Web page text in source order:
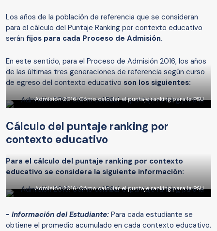
Los años de la población de referencia que se consideran
para el cálculo del Puntaje Ranking por contexto educativo
serán fijos para cada Proceso de Admisión.
En este sentido, para el Proceso de Admisión 2016, los años
de las últimas tres generaciones de referencia según curso
de egreso del contexto educativo son los siguientes:
Admisión 2016: Cómo calcular el puntaje ranking para la PSU
Cálculo del puntaje ranking por
contexto educativo
Para el cálculo del puntaje ranking por contexto
educativo se considera la siguiente información:
Admisión 2016: Cómo calcular el puntaje ranking para la PSU
- Información del Estudiante: Para cada estudiante se
obtiene el promedio acumulado en cada contexto educativo.